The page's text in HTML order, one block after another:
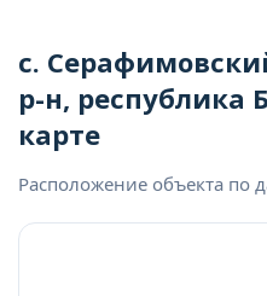
с.
р-н, республика
карте
Расположение объекта